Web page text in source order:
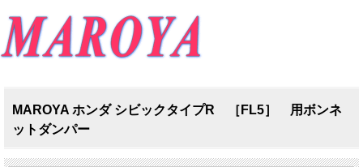
MAROYA ホンダ シビックタイプR ［FL5］ 用ボンネ
ットダンパー